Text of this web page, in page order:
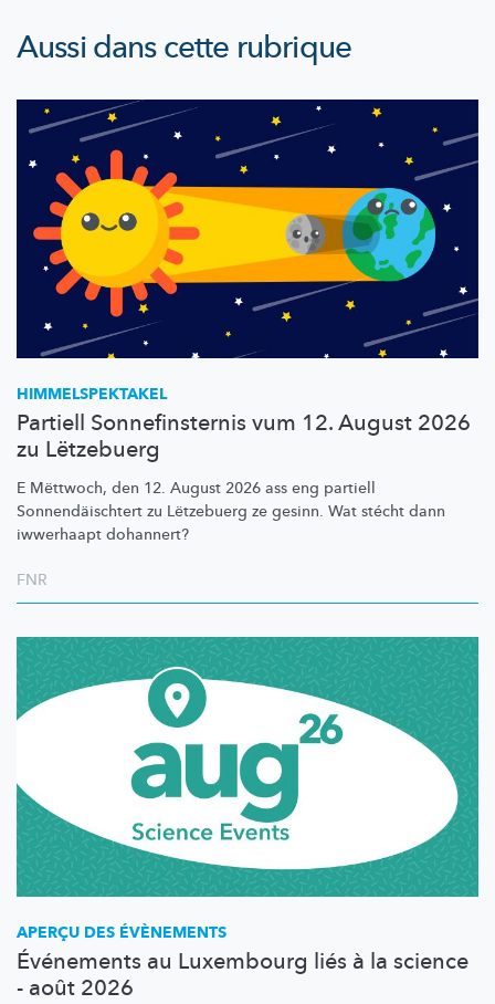
Aussi dans cette rubrique
HIMMELSPEKTAKEL
Partiell Sonnefinsternis vum 12. August 2026
zu Lëtzebuerg
E Mëttwoch, den 12. August 2026 ass eng partiell
Sonnendäischtert zu Lëtzebuerg ze gesinn. Wat stécht dann
iwwerhaapt dohannert?
FNR
APERÇU DES ÉVÈNEMENTS
Événements au Luxembourg liés à la science
- août 2026